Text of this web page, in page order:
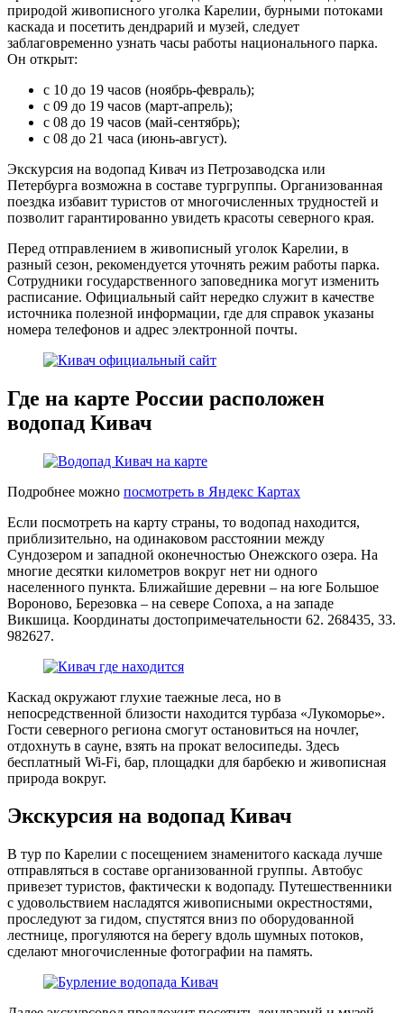
природой живописного уголка Карелии, бурными потоками
каскада и посетить дендрарий и музей, следует
заблаговременно узнать часы работы национального парка.
Он открыт:
с 10 до 19 часов (ноябрь-февраль);
с 09 до 19 часов (март-апрель);
с 08 до 19 часов (май-сентябрь);
с 08 до 21 часа (июнь-август).
Экскурсия на водопад Кивач из Петрозаводска или
Петербурга возможна в составе тургруппы. Организованная
поездка избавит туристов от многочисленных трудностей и
позволит гарантированно увидеть красоты северного края.
Перед отправлением в живописный уголок Карелии, в
разный сезон, рекомендуется уточнять режим работы парка.
Сотрудники государственного заповедника могут изменить
расписание. Официальный сайт нередко служит в качестве
источника полезной информации, где для справок указаны
номера телефонов и адрес электронной почты.
Где на карте России расположен
водопад Кивач
Подробнее можно посмотреть в Яндекс Картах
Если посмотреть на карту страны, то водопад находится,
приблизительно, на одинаковом расстоянии между
Сундозером и западной оконечностью Онежского озера. На
многие десятки километров вокруг нет ни одного
населенного пункта. Ближайшие деревни – на юге Большое
Вороново, Березовка – на севере Сопоха, а на западе
Викшица. Координаты достопримечательности 62. 268435, 33.
982627.
Каскад окружают глухие таежные леса, но в
непосредственной близости находится турбаза «Лукоморье».
Гости северного региона смогут остановиться на ночлег,
отдохнуть в сауне, взять на прокат велосипеды. Здесь
бесплатный Wi-Fi, бар, площадки для барбекю и живописная
природа вокруг.
Экскурсия на водопад Кивач
В тур по Карелии с посещением знаменитого каскада лучше
отправляться в составе организованной группы. Автобус
привезет туристов, фактически к водопаду. Путешественники
с удовольствием насладятся живописными окрестностями,
проследуют за гидом, спустятся вниз по оборудованной
лестнице, прогуляются на берегу вдоль шумных потоков,
сделают многочисленные фотографии на память.